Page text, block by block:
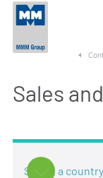
Sales
Select a